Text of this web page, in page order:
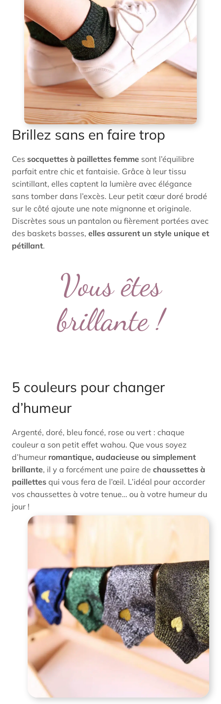
Brillez sans en faire trop
Ces socquettes à paillettes femme sont l’équilibre
parfait entre chic et fantaisie. Grâce à leur tissu
scintillant, elles captent la lumière avec élégance
sans tomber dans l’excès. Leur petit cœur doré brodé
sur le côté ajoute une note mignonne et originale.
Discrètes sous un pantalon ou fièrement portées avec
des baskets basses, elles assurent un style unique et
pétillant.
Vous êtes
brillante !
5 couleurs pour changer
d’humeur
Argenté, doré, bleu foncé, rose ou vert : chaque
couleur a son petit effet wahou. Que vous soyez
d’humeur romantique, audacieuse ou simplement
brillante, il y a forcément une paire de chaussettes à
paillettes qui vous fera de l’œil. L’idéal pour accorder
vos chaussettes à votre tenue… ou à votre humeur du
jour !